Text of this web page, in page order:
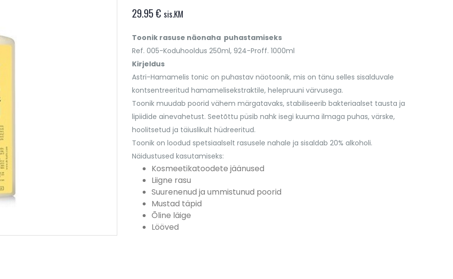
out
of
29.95€ sis.KM
Toonik rasuse näonaha puhastamiseks
Ref. 005-Koduhooldus 250ml, 924-Proff. 1000ml
Kirjeldus
Astri-Hamamelis tonic on puhastav näotoonik, mis on tänu selles sisalduvale
kontsentreeritud hamamelisekstraktile, helepruuni värvusega.
Toonik muudab poorid vähem märgatavaks, stabiliseerib bakteriaalset tausta ja
lipiidide ainevahetust. Seetõttu püsib nahk isegi kuuma ilmaga puhas, värske,
hoolitsetud ja täiuslikult hüdreeritud.
Toonik on loodud spetsiaalselt rasusele nahale ja sisaldab 20% alkoholi.
Näidustused kasutamiseks:
Kosmeetikatoodete jäänused
Liigne rasu
Suurenenud ja ummistunud poorid
Mustad täpid
Õline läige
Lööved